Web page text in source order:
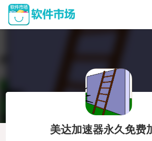
美达加速器永久免费